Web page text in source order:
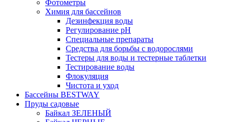
Фотометры
Химия для бассейнов
Дезинфекция воды
Регулирование pH
Специальные препараты
Средства для борьбы с водорослями
Тестеры для воды и тестерные таблетки
Тестирование воды
Флокуляция
Чистота и уход
Бассейны BESTWAY
Пруды садовые
Байкал ЗЕЛЕНЫЙ